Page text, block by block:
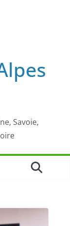
Savoie,